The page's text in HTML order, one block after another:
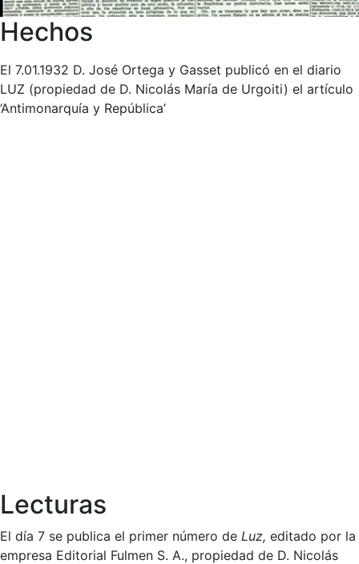
Hechos
El 7.01.1932 D. José Ortega y Gasset publicó en el diario
LUZ (propiedad de D. Nicolás María de Urgoiti) el artículo
‘Antimonarquía y República’
Lecturas
El día 7 se publica el primer número de Luz, editado por la
empresa Editorial Fulmen S. A., propiedad de D. Nicolás